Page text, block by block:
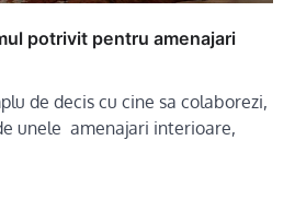
potrivit pentru amenajari
de decis cu cine sa colaborezi,
unele amenajari interioare,